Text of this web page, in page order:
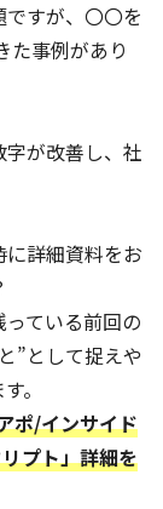
すが、〇〇を
た事例があり
が改善し、社
詳細資料をお
ている前回の
”として捉えや
。
ポ/インサイド
プト」詳細を